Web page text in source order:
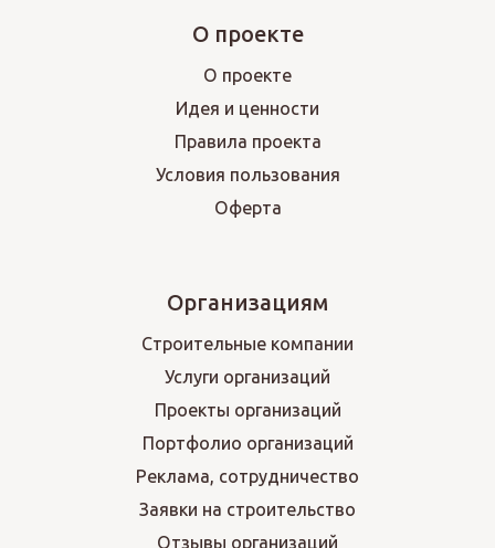
О проекте
О проекте
Идея и ценности
Правила проекта
Условия пользования
Оферта
Организациям
Строительные компании
Услуги организаций
Проекты организаций
Портфолио организаций
Реклама, сотрудничество
Заявки на строительство
Отзывы организаций